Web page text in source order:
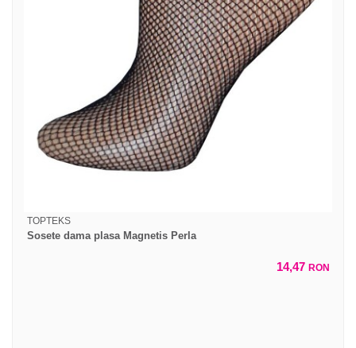
TOPTEKS
Sosete dama plasa Magnetis Perla
14,47 RON